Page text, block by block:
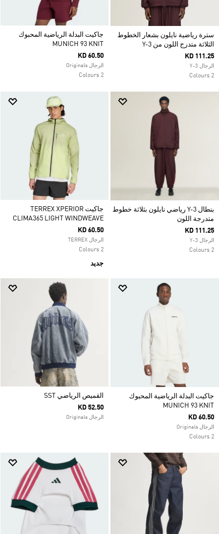
سترة رياضية نايلون بشعار الخطوط
الثلاثة متدرج اللون من Y-3
KD 111.25
الرجال Y-3
2 Colours
جاكيت البدلة الرياضية المحبوك
MUNICH 93 KNIT
KD 60.50
الرجال Originals
2 Colours
بنطال Y-3 رياضي نايلون بثلاثة خطوط
متدرجة اللون
KD 111.25
الرجال Y-3
2 Colours
جاكيت TERREX XPERIOR
CLIMA365 LIGHT WINDWEAVE
KD 60.50
الرجال TERREX
2 Colours
جديد
جاكيت البدلة الرياضية المحبوك
MUNICH 93 KNIT
KD 60.50
الرجال Originals
2 Colours
القميص الرياضي SST
KD 52.50
الرجال Originals